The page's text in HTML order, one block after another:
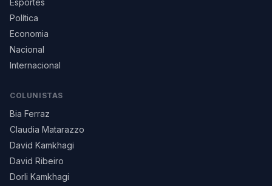
Política
Economia
Nacional
Internacional
COLUNISTAS
Bia Ferraz
Claudia Matarazzo
David Kamkhagi
David Ribeiro
Dorli Kamkhagi